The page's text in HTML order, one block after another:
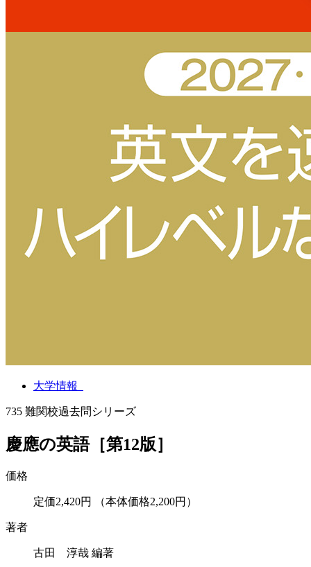
大学情報
735 難関校過去問シリーズ
慶應の英語［第12版］
価格
定価2,420円 （本体価格2,200円）
著者
古田 淳哉 編著